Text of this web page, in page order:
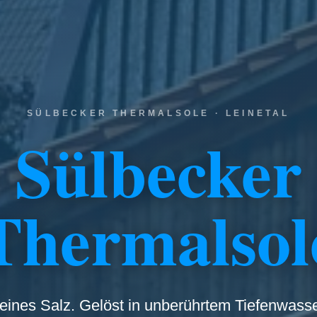
SÜLBECKER THERMALSOLE · LEINETAL
Sülbecker
Salz. Gelöst in unberührtem